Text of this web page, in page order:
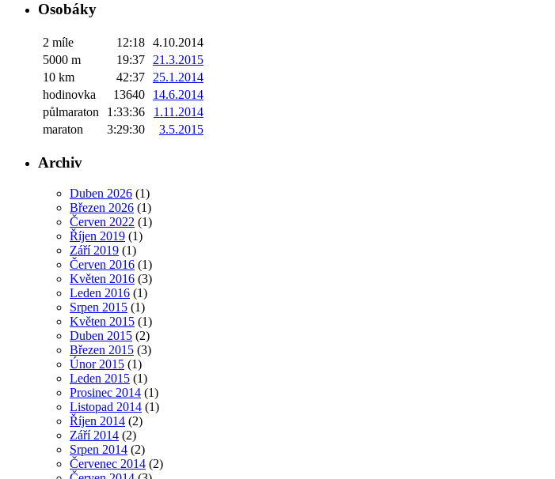
Osobáky
2 míle 12:18 4.10.2014
5000 m
19:37
21.3.2015
10 km
42:37
25.1.2014
hodinovka
13640
14.6.2014
půlmaraton
1:33:36
1.11.2014
maraton
3:29:30 3.5.2015
Archiv
Duben 2026 (1)
Březen 2026 (1)
Červen 2022 (1)
Říjen 2019 (1)
Září 2019 (1)
Červen 2016 (1)
Květen 2016 (3)
Leden 2016 (1)
Srpen 2015 (1)
Květen 2015 (1)
Duben 2015 (2)
Březen 2015 (3)
Únor 2015 (1)
Leden 2015 (1)
Prosinec 2014 (1)
Listopad 2014 (1)
Říjen 2014 (2)
Září 2014 (2)
Srpen 2014 (2)
Červenec 2014 (2)